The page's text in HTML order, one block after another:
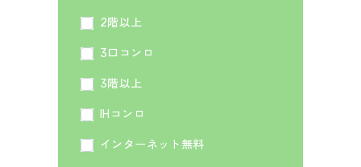
2階以上
3口コンロ
3階以上
IHコンロ
インターネット無料